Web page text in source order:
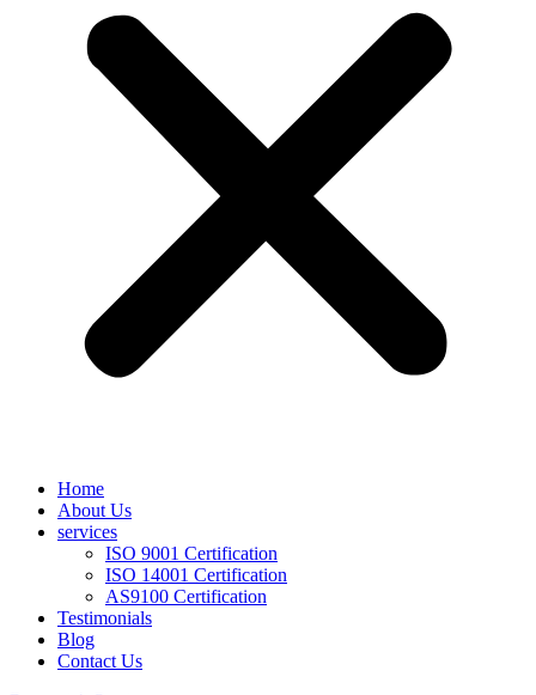
Home
About Us
services
ISO 9001 Certification
ISO 14001 Certification
AS9100 Certification
Testimonials
Blog
Contact Us